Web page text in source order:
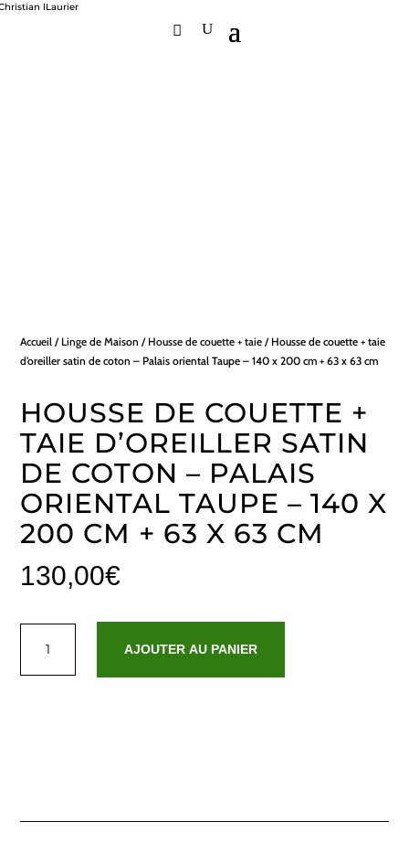
Accueil / Linge de Maison / Housse de couette + taie / Housse de couette + taie
d’oreiller satin de coton – Palais oriental Taupe – 140 x 200 cm + 63 x 63 cm
HOUSSE DE COUETTE +
TAIE D’OREILLER SATIN
DE COTON – PALAIS
ORIENTAL TAUPE – 140 X
200 CM + 63 X 63 CM
130,00€
Housse
Taupe
AJOUTER AU PANIER